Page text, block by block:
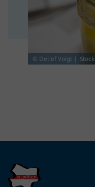
© Detlef Voigt | iStock